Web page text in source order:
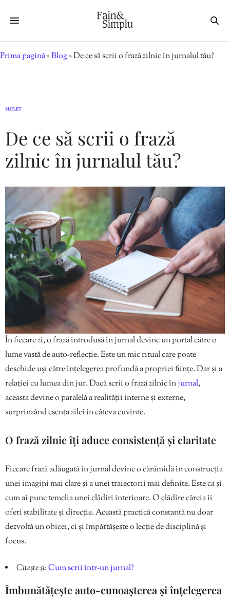
Prima pagină»Blog»De ce să scrii o frază zilnic în jurnalul tău?
SUFLET
De ce să scrii o frază
zilnic în jurnalul tău?
În fiecare zi, o frază introdusă în jurnal devine un portal către o
lume vastă de auto-reflecție. Este un mic ritual care poate
deschide uși către înțelegerea profundă a propriei ființe. Dar și a
relației cu lumea din jur. Dacă scrii o frază zilnic înjurnal,
aceasta devine o paralelă a realității interne și externe,
surprinzând esența zilei în câteva cuvinte.
O frază zilnic îți aduce consistență și claritate
Fiecare frază adăugată în jurnal devine o cărămidă în construcția
unei imagini mai clare și a unei traiectorii mai definite. Este ca și
cum ai pune temelia unei clădiri interioare. O clădire căreia îi
oferi stabilitate și direcție. Această practică constantă nu doar
dezvoltă un obicei, ci și împărtășește o lecție de disciplină și
focus.
Citește și:Cum scrii într-un jurnal?
Îmbunătățește auto-cunoașterea și înțelegerea